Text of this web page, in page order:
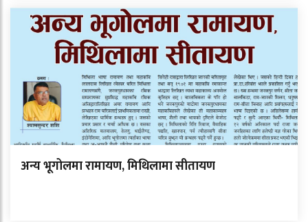
अन्य भूगोलमा रामायण, मिथिलामा सीतायण